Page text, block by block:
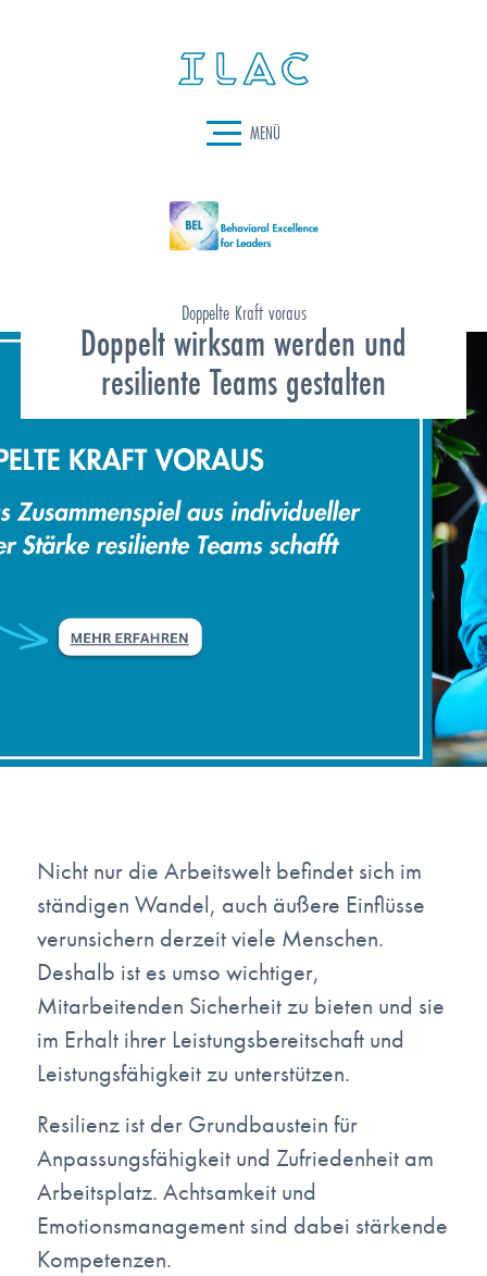
MENÜ
Doppelte Kraft voraus
Doppelt wirksam werden und
resiliente Teams gestalten
Nicht nur die Arbeitswelt befindet sich im
ständigen Wandel, auch äußere Einflüsse
verunsichern derzeit viele Menschen.
Deshalb ist es umso wichtiger,
Mitarbeitenden Sicherheit zu bieten und sie
im Erhalt ihrer Leistungsbereitschaft und
Leistungsfähigkeit zu unterstützen.
Resilienz ist der Grundbaustein für
Anpassungsfähigkeit und Zufriedenheit am
Arbeitsplatz. Achtsamkeit und
Emotionsmanagement sind dabei stärkende
Kompetenzen.